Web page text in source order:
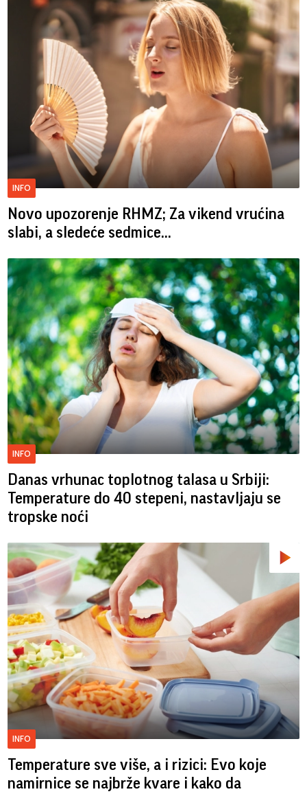
INFO
Novo upozorenje RHMZ; Za vikend vrućina
slabi, a sledeće sedmice...
INFO
Danas vrhunac toplotnog talasa u Srbiji:
Temperature do 40 stepeni, nastavljaju se
tropske noći
INFO
Temperature sve više, a i rizici: Evo koje
namirnice se najbrže kvare i kako da